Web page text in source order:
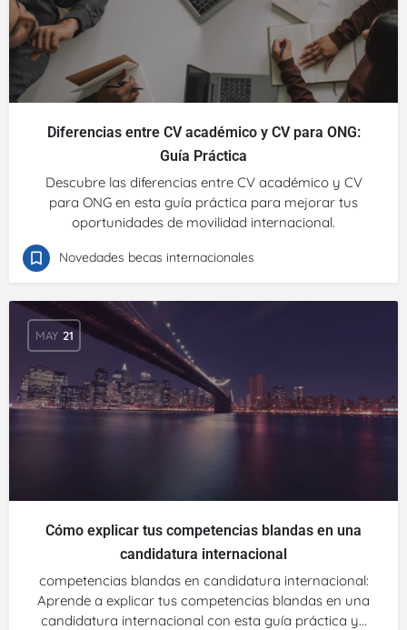
Diferencias entre CV académico y CV para ONG:
Guía Práctica
Descubre las diferencias entre CV académico y CV
para ONG en esta guía práctica para mejorar tus
oportunidades de movilidad internacional.
Novedades becas internacionales
MAY 21
Cómo explicar tus competencias blandas en una
candidatura internacional
competencias blandas en candidatura internacional:
Aprende a explicar tus competencias blandas en una
candidatura internacional con esta guía práctica y...